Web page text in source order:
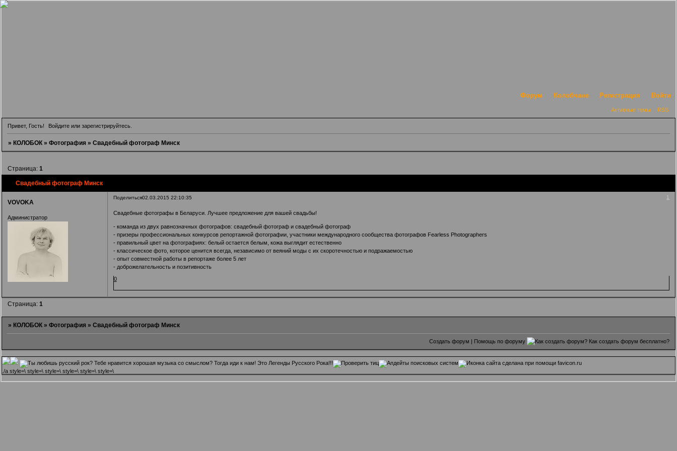
Форум Колобчане Регистрация Войти
Активные темы RSS
Привет, Гость! Войдите илизарегистрируйтесь
» КОЛОБОК » Фотография » Свадебный фотограф Минск
Свадебный фотограф Минск
Страница: 1
Поделиться 1
02.03.2015 22:10:35
VOVOKA
Администратор
Свадебные фотографы в Беларуси. Лучшее предложение для вашей свадьбы!
- команда из двух равнозначных фотографов: свадебный фотографи свадебный фотограф
- призеры профессиональных конкурсов репортажной фотографии, участники международного сообщества фотографов Fearless Photographers
- правильный цвет на фотографиях: белый остается белым, кожа выглядит естественно
- классическое фото, которое ценится всегда, независимо от веяний моды с их скоротечностью и подражаемостью
- опыт совместной работы в репортаже более 5 лет
- доброжелательность и позитивность
0
Страница: 1
» КОЛОБОК » Фотография » Свадебный фотограф Минск
Создать форум | Помощь по форуму
./a style=\ style=\ style=\ style=\ style=\ style=\